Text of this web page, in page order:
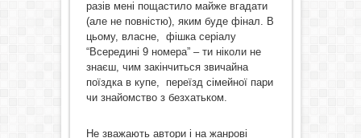
разів мені пощастило майже вгадати
(але не повністю), яким буде фінал. В
цьому, власне, фішка серіалу
“Всередині 9 номера” – ти ніколи не
знаєш, чим закінчиться звичайна
поїздка в купе, переїзд сімейної пари
чи знайомство з безхатьком.
Не зважають автори і на жанрові